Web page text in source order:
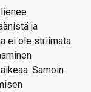
ja
ei ole striimata
Samoin